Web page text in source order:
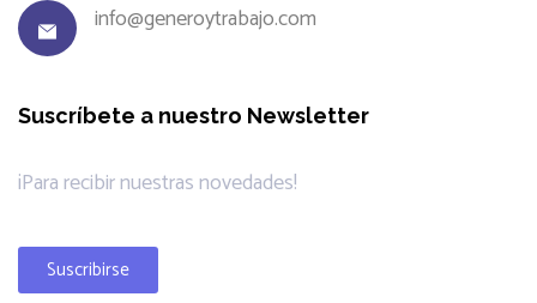
info@generoytrabajo.com
Suscríbete a nuestro Newsletter
¡Para recibir nuestras novedades!
Suscribirse